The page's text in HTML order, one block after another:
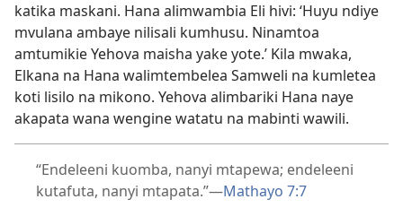
katika maskani. Hana alimwambia Eli hivi: ‘Huyu ndiye
mvulana ambaye nilisali kumhusu. Ninamtoa
amtumikie Yehova maisha yake yote.’ Kila mwaka,
Elkana na Hana walimtembelea Samweli na kumletea
koti lisilo na mikono. Yehova alimbariki Hana naye
akapata wana wengine watatu na mabinti wawili.
“Endeleeni kuomba, nanyi mtapewa; endeleeni
kutafuta, nanyi mtapata.”​—Mathayo 7:7